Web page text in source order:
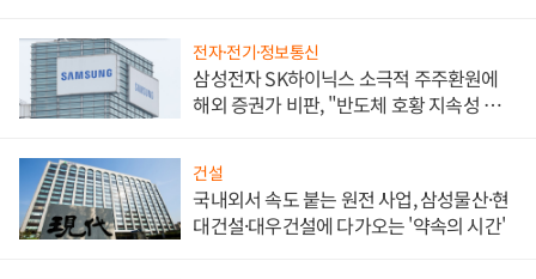
전자·전기·정보통신
삼성전자 SK하이닉스 소극적 주주환원에
해외 증권가 비판, "반도체 호황 지속성 의
건설
국내외서 속도 붙는 원전 사업, 삼성물산·현
대건설·대우건설에 다가오는 '약속의 시간'